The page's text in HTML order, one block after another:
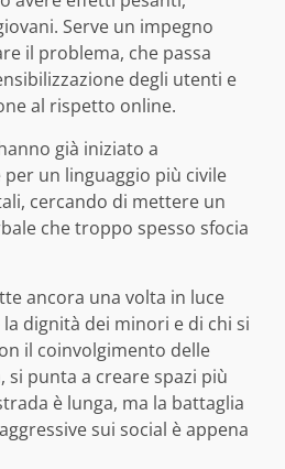
Serve un impegno
il problema, che passa
degli utenti e
al rispetto online.
già iniziato a
un linguaggio più civile
cercando di mettere un
che troppo spesso sfocia
ancora una volta in luce
dignità dei minori e di chi si
il coinvolgimento delle
si punta a creare spazi più
è lunga, ma la battaglia
sui social è appena